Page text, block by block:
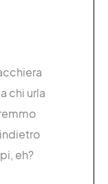
chi urla
eh?